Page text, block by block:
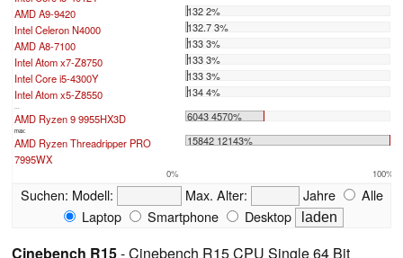
AMD A9-9420
132 2%
Intel Celeron N4000
132.7 3%
AMD A8-7100
133 3%
Intel Atom x7-Z8750
133 3%
Intel Core i5-4300Y
133 3%
Intel Atom x5-Z8550
134 4%
AMD Ryzen 9 9955HX3D 6043 4570%
max:
AMD Ryzen Threadripper PRO
7995WX
15842 12143%
0% 100%
Suchen: Modell: Max. Alter: Jahre
Alle
Laptop
Smartphone Desktop
Cinebench R15- Cinebench R15 CPU Single 64 Bit